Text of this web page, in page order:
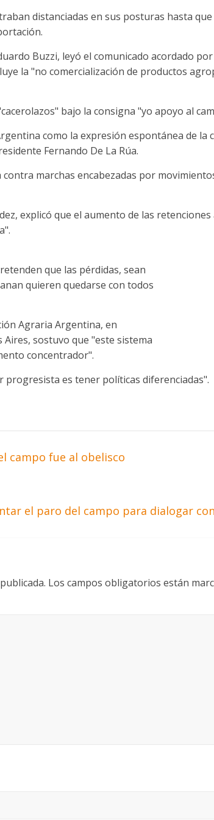
distanciadas en sus posturas hasta
Buzzi, leyó el comunicado acordado
la "no comercialización de productos
bajo la consigna "yo apoyo al
como la expresión espontánea de la
Fernando De La Rúa.
marchas encabezadas por
explicó que el aumento de las retenciones
que las pérdidas, sean
quieren quedarse con todos
Agraria Argentina, en
sostuvo que "este sistema
concentrador".
progresista es tener políticas diferenciadas".
campo fue al obelisco
el paro del campo para dialogar
Los campos obligatorios están